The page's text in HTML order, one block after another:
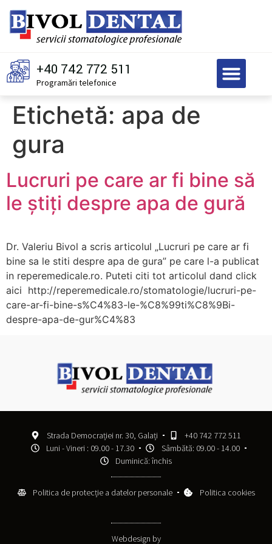
+40 742 772 511
Programări telefonice
Etichetă: apa de
gura
Lucruri pe care ar fi bine să
le știți despre apa de gură
Dr. Valeriu Bivol a scris articolul „Lucruri pe care ar fi
bine sa le stiti despre apa de gura” pe care l-a publicat
in reperemedicale.ro. Puteti citi tot articolul dand click
aici http://reperemedicale.ro/stomatologie/lucruri-pe-
care-ar-fi-bine-s%C4%83-le-%C8%99ti%C8%9Bi-
despre-apa-de-gur%C4%83
Strada Democrației nr. 30, Galați
+40 742 772 511
Luni - Vineri : 09.00 - 17.30
Sâmbătă: 09.00 - 14.00
Duminică: închis
Politica de protecție a datelor personale Politica cookies
Webdesign by